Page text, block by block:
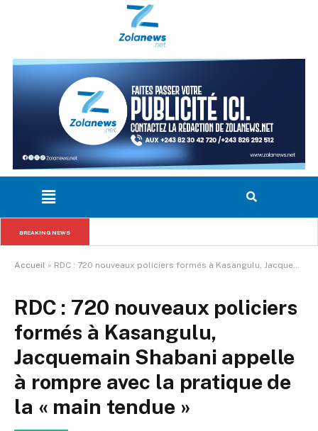
BREAKING NEWS
Accueil » RDC : 720 nouveaux policiers formés à Kasangulu, Jacquemain Shabani appelle à rompre avec la pratique de la « main tendue »
RDC : 720 nouveaux policiers
formés à Kasangulu,
Jacquemain Shabani appelle
à rompre avec la pratique de
la « main tendue »